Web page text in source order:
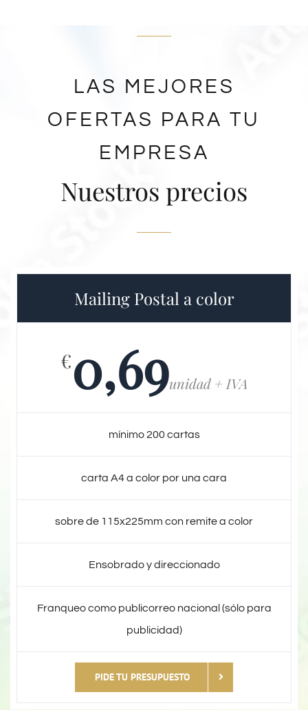
LAS MEJORES
OFERTAS PARA TU
EMPRESA
Nuestros precios
Mailing Postal a color
€0,69unidad + IVA
mínimo 200 cartas
carta A4 a color por una cara
sobre de 115x225mm con remite a color
Ensobrado y direccionado
Franqueo como publicorreo nacional (sólo para
publicidad)
PIDE TU PRESUPUESTO